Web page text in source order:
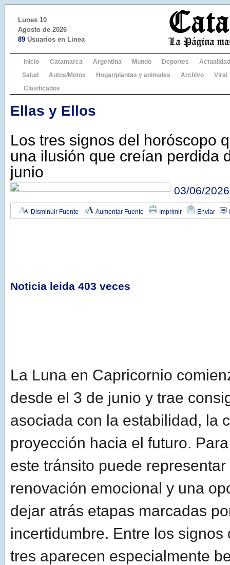
Lunes 10
Agosto de 2026
89 Usuarios en Linea
Inicio Catamarca Argentina Mundo Deportes
Actualidad
Salud
Autos/Motos Hogar/plantas y animales Archivo
Viral
Clasificados
Ellas y Ellos
Los tres signos del horóscopo
una ilusión que creían perdida
junio
03/06/2026
Disminuir Fuente Aumentar Fuente Imprimir Enviar
Noticia leida 403 veces
La Luna en Capricornio
desde el 3 de junio y trae
asociada con la estabilidad, la
proyección hacia el futuro.
este tránsito puede
renovación emocional y una
dejar atrás etapas marcadas
incertidumbre. Entre los signos
tres aparecen especialmente